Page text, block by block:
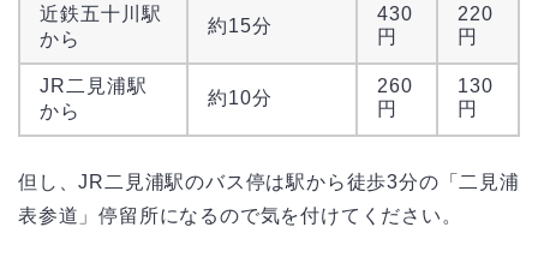
近鉄五十川駅
から
約15分
430
円
220
円
JR二見浦駅
から
約10分
260
円
130
円
但し、JR二見浦駅のバス停は駅から徒歩3分の「二見浦
表参道」停留所になるので気を付けてください。